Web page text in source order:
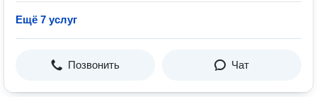
Ещё 7 услуг
Позвонить Чат